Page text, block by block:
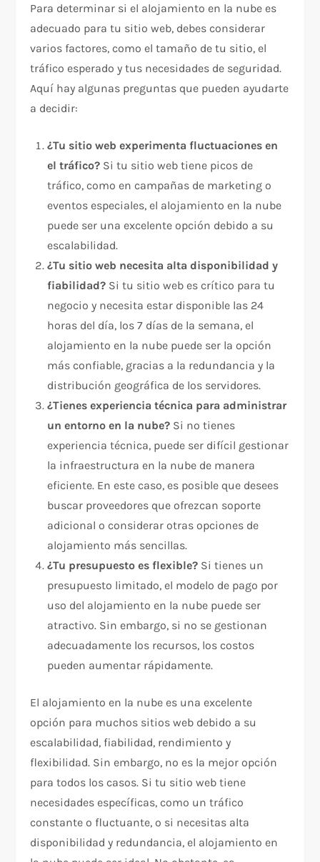
Para determinar si el alojamiento en la nube es
adecuado para tu sitio web, debes considerar
varios factores, como el tamaño de tu sitio, el
tráfico esperado y tus necesidades de seguridad.
Aquí hay algunas preguntas que pueden ayudarte
a decidir:
¿Tu sitio web experimenta fluctuaciones en
el tráfico? Si tu sitio web tiene picos de
tráfico, como en campañas de marketing o
eventos especiales, el alojamiento en la nube
puede ser una excelente opción debido a su
escalabilidad.
¿Tu sitio web necesita alta disponibilidad y
fiabilidad? Si tu sitio web es crítico para tu
negocio y necesita estar disponible las 24
horas del día, los 7 días de la semana, el
alojamiento en la nube puede ser la opción
más confiable, gracias a la redundancia y la
distribución geográfica de los servidores.
¿Tienes experiencia técnica para administrar
un entorno en la nube? Si no tienes
experiencia técnica, puede ser difícil gestionar
la infraestructura en la nube de manera
eficiente. En este caso, es posible que desees
buscar proveedores que ofrezcan soporte
adicional o considerar otras opciones de
alojamiento más sencillas.
¿Tu presupuesto es flexible? Si tienes un
presupuesto limitado, el modelo de pago por
uso del alojamiento en la nube puede ser
atractivo. Sin embargo, si no se gestionan
adecuadamente los recursos, los costos
pueden aumentar rápidamente.
El alojamiento en la nube es una excelente
opción para muchos sitios web debido a su
escalabilidad, fiabilidad, rendimiento y
flexibilidad. Sin embargo, no es la mejor opción
para todos los casos. Si tu sitio web tiene
necesidades específicas, como un tráfico
constante o fluctuante, o si necesitas alta
disponibilidad y redundancia, el alojamiento en